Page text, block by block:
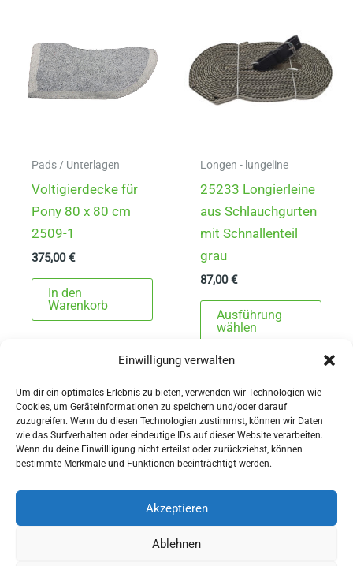
Einwilligung verwalten
Um dir ein optimales Erlebnis zu bieten, verwenden wir Technologien wie
Cookies, um Geräteinformationen zu speichern und/oder darauf
zuzugreifen. Wenn du diesen Technologien zustimmst, können wir Daten
wie das Surfverhalten oder eindeutige IDs auf dieser Website verarbeiten.
Wenn du deine Einwillligung nicht erteilst oder zurückziehst, können
bestimmte Merkmale und Funktionen beeinträchtigt werden.
Akzeptieren
Ablehnen
auf
Pads / Unterlagen
Voltigierdecke für
Pony 80 x 80 cm
2509-1
375,00€
In den
Warenkorb
Longen - lungeline
25233 Longierleine
aus Schlauchgurten
mit Schnallenteil
grau
87,00€
Ausführung
wählen
auf.
Die
der
AGBs
Widerrufsbelehrung